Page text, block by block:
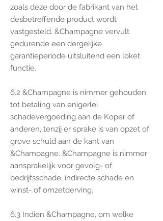
zoals deze door de fabrikant van het
desbetreffende product wordt
vastgesteld. &Champagne vervult
gedurende een dergelijke
garantieperiode uitsluitend een loket
functie.
6.2 &Champagne is nimmer gehouden
tot betaling van enigerlei
schadevergoeding aan de Koper of
anderen, tenzij er sprake is van opzet of
grove schuld aan de kant van
&Champagne. &Champagne is nimmer
aansprakelijk voor gevolg- of
bedrijfsschade, indirecte schade en
winst- of omzetderving.
6.3 Indien &Champagne, om welke